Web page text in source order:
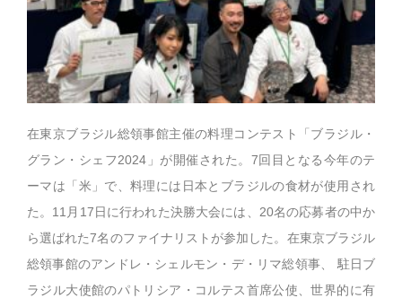
在東京ブラジル総領事館主催の料理コンテスト「ブラジル・
グラン・シェフ2024」が開催された。7回目となる今年のテ
ーマは「米」で、料理には日本とブラジルの食材が使用され
た。11月17日に行われた決勝大会には、20名の応募者の中か
ら選ばれた7名のファイナリストが参加した。在東京ブラジル
総領事館のアンドレ・シェルモン・デ・リマ総領事、 駐日ブ
ラジル大使館のパトリシア・コルテス首席公使、世界的に有